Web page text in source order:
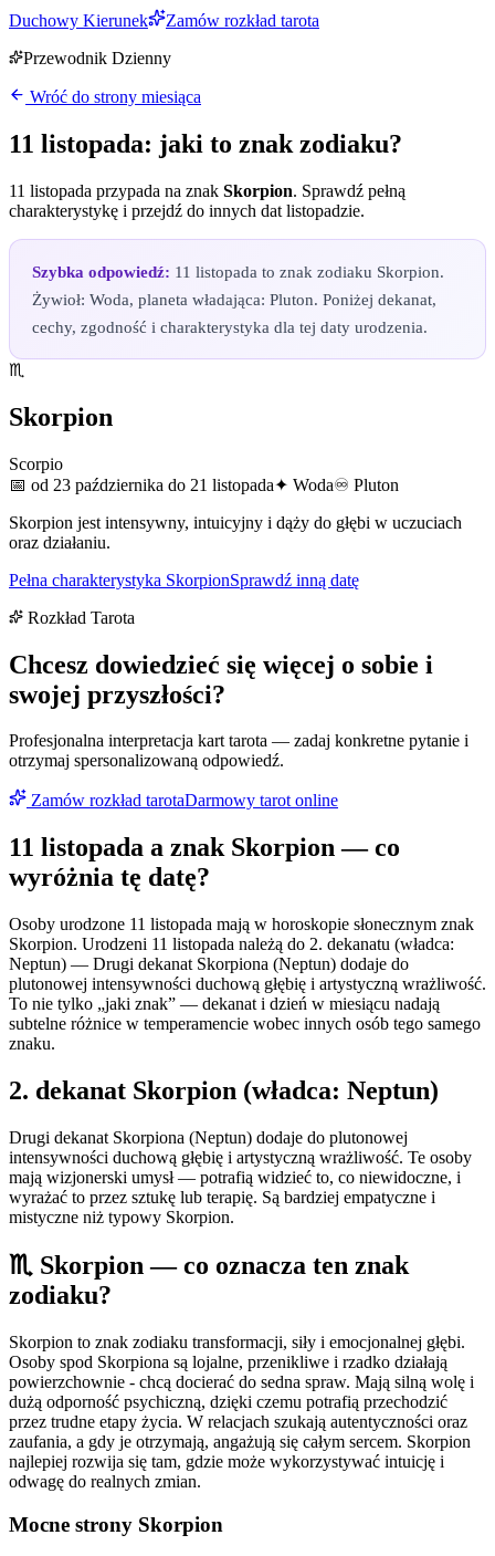
Duchowy Kierunek
Zamów rozkład tarota
Przewodnik Dzienny
Wróć do strony miesiąca
11 listopada: jaki to znak zodiaku?
11 listopada przypada na znak Skorpion. Sprawdź pełną
charakterystykę i przejdź do innych dat listopadzie.
Szybka odpowiedź: 11 listopada to znak zodiaku Skorpion.
Żywioł: Woda, planeta władająca: Pluton. Poniżej dekanat,
cechy, zgodność i charakterystyka dla tej daty urodzenia.
♏
Skorpion
Scorpio
📅 od 23 października do 21 listopada✦ Woda♾ Pluton
Skorpion jest intensywny, intuicyjny i dąży do głębi w uczuciach
oraz działaniu.
Pełna charakterystyka SkorpionSprawdź inną datę
Rozkład Tarota
Chcesz dowiedzieć się więcej o sobie i
swojej przyszłości?
Profesjonalna interpretacja kart tarota — zadaj konkretne pytanie i
otrzymaj spersonalizowaną odpowiedź.
Zamów rozkład tarotaDarmowy tarot online
11 listopada a znak Skorpion— co
wyróżnia tę datę?
Osoby urodzone 11 listopada mają w horoskopie słonecznym znak
Skorpion. Urodzeni 11 listopada należą do 2. dekanatu (władca:
Neptun) — Drugi dekanat Skorpiona (Neptun) dodaje do
plutonowej intensywności duchową głębię i artystyczną wrażliwość.
To nie tylko „jaki znak” — dekanat i dzień w miesiącu nadają
subtelne różnice w temperamencie wobec innych osób tego samego
znaku.
2. dekanat Skorpion (władca: Neptun)
Drugi dekanat Skorpiona (Neptun) dodaje do plutonowej
intensywności duchową głębię i artystyczną wrażliwość. Te osoby
mają wizjonerski umysł — potrafią widzieć to, co niewidoczne, i
wyrażać to przez sztukę lub terapię. Są bardziej empatyczne i
mistyczne niż typowy Skorpion.
♏ Skorpion — co oznacza ten znak
zodiaku?
Skorpion to znak zodiaku transformacji, siły i emocjonalnej głębi.
Osoby spod Skorpiona są lojalne, przenikliwe i rzadko działają
powierzchownie - chcą docierać do sedna spraw. Mają silną wolę i
dużą odporność psychiczną, dzięki czemu potrafią przechodzić
przez trudne etapy życia. W relacjach szukają autentyczności oraz
zaufania, a gdy je otrzymają, angażują się całym sercem. Skorpion
najlepiej rozwija się tam, gdzie może wykorzystywać intuicję i
odwagę do realnych zmian.
Mocne strony Skorpion